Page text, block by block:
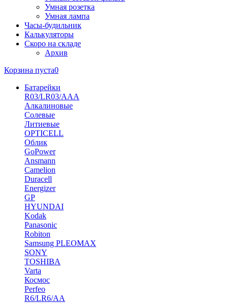
Умная розетка
Умная лампа
Часы-будильник
Калькуляторы
Скоро на складе
Архив
Корзина пуста0
Батарейки
R03/LR03/AAA
Алкалиновые
Солевые
Литиевые
OPTICELL
Облик
GoPower
Ansmann
Camelion
Duracell
Energizer
GP
HYUNDAI
Kodak
Panasonic
Robiton
Samsung PLEOMAX
SONY
TOSHIBA
Varta
Космос
Perfeo
R6/LR6/AA